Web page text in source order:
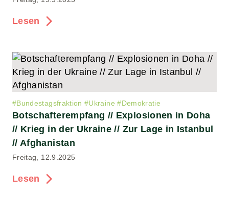
Lesen
#Bundestagsfraktion #Ukraine #Demokratie
Botschafterempfang // Explosionen in Doha
// Krieg in der Ukraine // Zur Lage in Istanbul
// Afghanistan
Freitag, 12.9.2025
Lesen